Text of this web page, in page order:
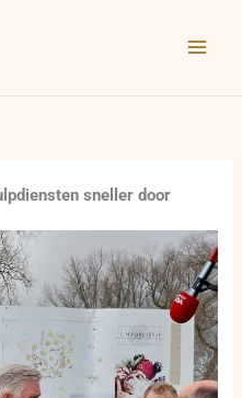
sneller door